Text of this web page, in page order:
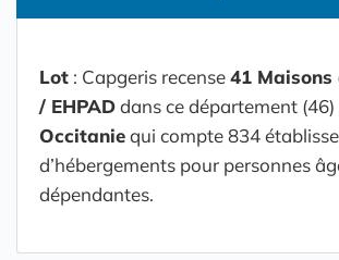
Lot : Capgeris recense41
/ EHPADdans ce département
Occitaniequi compte 834
d’hébergements pour personnes
dépendantes.